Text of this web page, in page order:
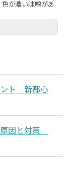
が濃い味噌があ
ント 新都心
因と対策